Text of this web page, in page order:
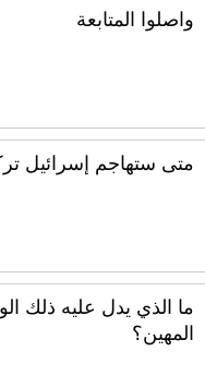
واصلوا المتابعة
متى ستهاجم إسرائيل
ما الذي يدل عليه ذلك
المهين؟